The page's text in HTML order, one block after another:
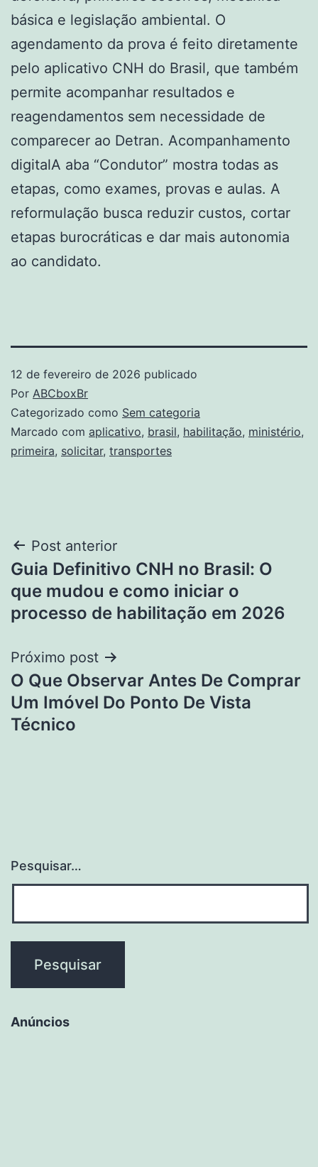
básica e legislação ambiental. O
agendamento da prova é feito diretamente
pelo aplicativo CNH do Brasil, que também
permite acompanhar resultados e
reagendamentos sem necessidade de
comparecer ao Detran. Acompanhamento
digitalA aba “Condutor” mostra todas as
etapas, como exames, provas e aulas. A
reformulação busca reduzir custos, cortar
etapas burocráticas e dar mais autonomia
ao candidato.
12 de fevereiro de 2026 publicado
Por ABCboxBr
Categorizado como Sem categoria
Marcado com aplicativo, brasil, habilitação, ministério,
primeira, solicitar, transportes
Navegação
de
Post
Post anterior
Guia Definitivo CNH no Brasil: O
que mudou e como iniciar o
processo de habilitação em 2026
Próximo post
O Que Observar Antes De Comprar
Um Imóvel Do Ponto De Vista
Técnico
Pesquisar…
Anúncios